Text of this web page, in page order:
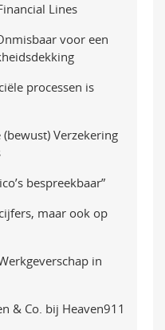
Lines
voor een
processen is
Verzekering
bespreekbaar”
maar ook op
in
& Co. bij Heaven911